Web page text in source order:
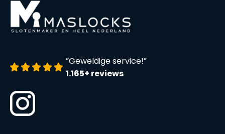
”Geweldige service!”
1.165+ reviews